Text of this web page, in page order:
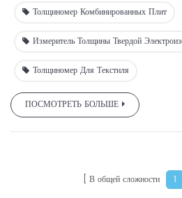
Толщиномер Комбинированных Плит
Измеритель Толщины Твердой
Толщиномер Для Текстиля
ПОСМОТРЕТЬ БОЛЬШЕ
В общей сложности 1